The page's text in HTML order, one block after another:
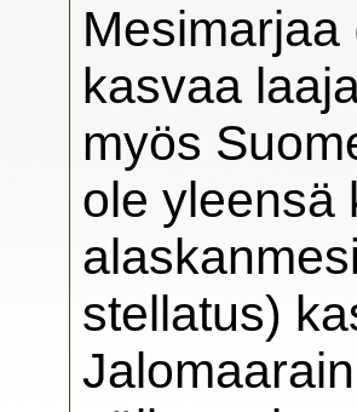
kasvaa
myös
ole yleensä
stellatus)